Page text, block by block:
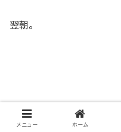
翌朝。
メニュー ホーム